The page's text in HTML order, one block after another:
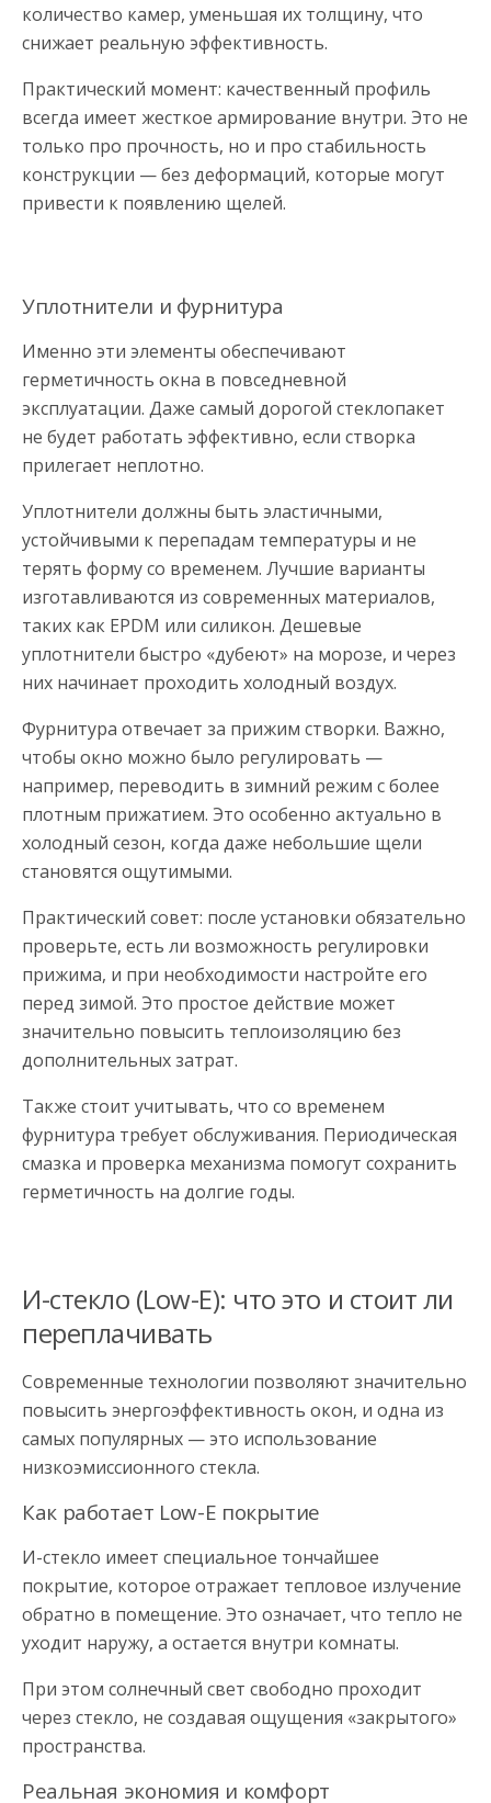
количество камер, уменьшая их толщину, что
снижает реальную эффективность.
Практический момент: качественный профиль
всегда имеет жесткое армирование внутри. Это не
только про прочность, но и про стабильность
конструкции — без деформаций, которые могут
привести к появлению щелей.
Уплотнители и фурнитура
Именно эти элементы обеспечивают
герметичность окна в повседневной
эксплуатации. Даже самый дорогой стеклопакет
не будет работать эффективно, если створка
прилегает неплотно.
Уплотнители должны быть эластичными,
устойчивыми к перепадам температуры и не
терять форму со временем. Лучшие варианты
изготавливаются из современных материалов,
таких как EPDM или силикон. Дешевые
уплотнители быстро «дубеют» на морозе, и через
них начинает проходить холодный воздух.
Фурнитура отвечает за прижим створки. Важно,
чтобы окно можно было регулировать —
например, переводить в зимний режим с более
плотным прижатием. Это особенно актуально в
холодный сезон, когда даже небольшие щели
становятся ощутимыми.
Практический совет: после установки обязательно
проверьте, есть ли возможность регулировки
прижима, и при необходимости настройте его
перед зимой. Это простое действие может
значительно повысить теплоизоляцию без
дополнительных затрат.
Также стоит учитывать, что со временем
фурнитура требует обслуживания. Периодическая
смазка и проверка механизма помогут сохранить
герметичность на долгие годы.
И-стекло (Low-E): что это и стоит ли
переплачивать
Современные технологии позволяют значительно
повысить энергоэффективность окон, и одна из
самых популярных — это использование
низкоэмиссионного стекла.
Как работает Low-E покрытие
И-стекло имеет специальное тончайшее
покрытие, которое отражает тепловое излучение
обратно в помещение. Это означает, что тепло не
уходит наружу, а остается внутри комнаты.
При этом солнечный свет свободно проходит
через стекло, не создавая ощущения «закрытого»
пространства.
Реальная экономия и комфорт